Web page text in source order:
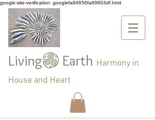
google-site-verification: googlefa84656fa69603df.html
Living Earth Harmony in
House and Heart